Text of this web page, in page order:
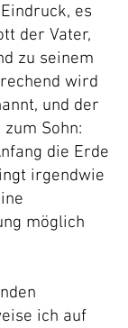
es
der Vater,
zu seinem
wird
und der
Sohn:
die Erde
irgendwie
möglich
ich auf